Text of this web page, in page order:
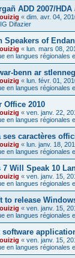
ADD 2007/HDA
« dim. avr. 04,
Difazier
Speakers of
« lun. mars 08,
en langues régionales
benn ar stlenneg
« lun. févr. 01,
en langues régionales
Office 2010
« ven. janv. 22,
en langues régionales
ses caractères
« lun. janv. 18,
en langues régionales
Will Speak 10
« ven. janv. 15,
en langues régionales
to release
« ven. janv. 15,
en langues régionales
« ven. janv. 15,
en langues régionales